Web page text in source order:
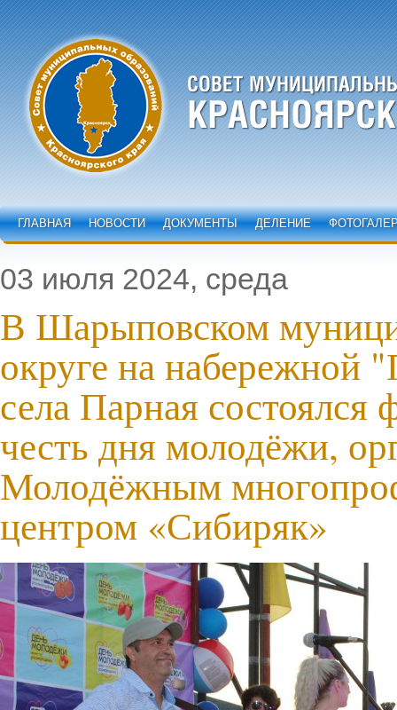
ГЛАВНАЯ НОВОСТИ ДОКУМЕНТЫ ДЕЛЕНИЕ
03 июля 2024, среда
В Шарыповском
округе на набережной
села Парная состоялся
честь дня молодёжи,
Молодёжным
центром «Сибиряк»